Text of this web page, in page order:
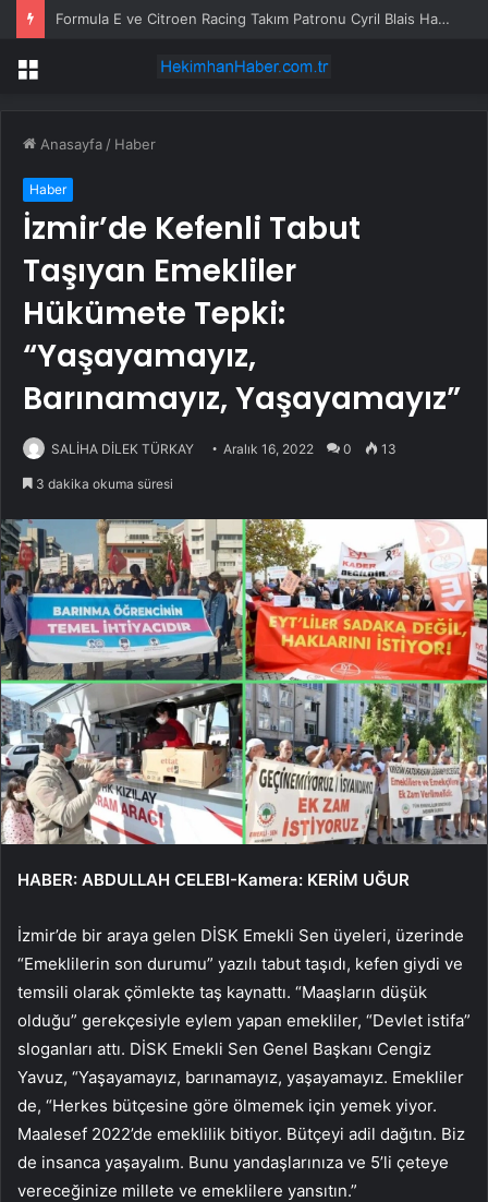
Formula E ve Citroen Racing Takım Patronu Cyril Blais Hayatını Kaybetti
Menü
Anasayfa / Haber
Haber
İzmir’de Kefenli Tabut
Taşıyan Emekliler
Hükümete Tepki:
“Yaşayamayız,
Barınamayız, Yaşayamayız”
SALİHA DİLEK TÜRKAY Aralık 16, 2022 0 13
3 dakika okuma süresi
HABER: ABDULLAH CELEBI-Kamera: KERİM UĞUR
İzmir’de bir araya gelen DİSK Emekli Sen üyeleri, üzerinde
“Emeklilerin son durumu” yazılı tabut taşıdı, kefen giydi ve
temsili olarak çömlekte taş kaynattı. “Maaşların düşük
olduğu” gerekçesiyle eylem yapan emekliler, “Devlet istifa”
sloganları attı. DİSK Emekli Sen Genel Başkanı Cengiz
Yavuz, “Yaşayamayız, barınamayız, yaşayamayız. Emekliler
de, “Herkes bütçesine göre ölmemek için yemek yiyor.
Maalesef 2022’de emeklilik bitiyor. Bütçeyi adil dağıtın. Biz
de insanca yaşayalım. Bunu yandaşlarınıza ve 5’li çeteye
vereceğinize millete ve emeklilere yansıtın.”